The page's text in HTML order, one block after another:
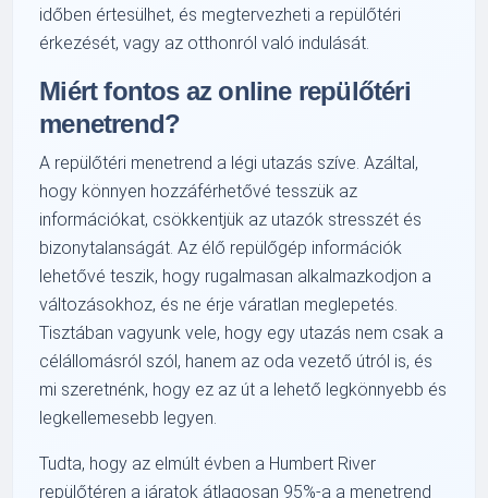
időben értesülhet, és megtervezheti a repülőtéri
érkezését, vagy az otthonról való indulását.
Miért fontos az online repülőtéri
menetrend?
A repülőtéri menetrend a légi utazás szíve. Azáltal,
hogy könnyen hozzáférhetővé tesszük az
információkat, csökkentjük az utazók stresszét és
bizonytalanságát. Az élő repülőgép információk
lehetővé teszik, hogy rugalmasan alkalmazkodjon a
változásokhoz, és ne érje váratlan meglepetés.
Tisztában vagyunk vele, hogy egy utazás nem csak a
célállomásról szól, hanem az oda vezető útról is, és
mi szeretnénk, hogy ez az út a lehető legkönnyebb és
legkellemesebb legyen.
Tudta, hogy az elmúlt évben a Humbert River
repülőtéren a járatok átlagosan 95%-a a menetrend